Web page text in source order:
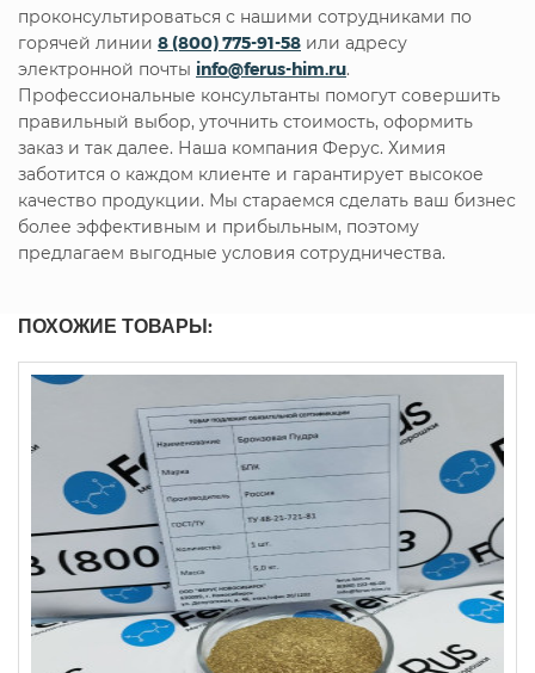
проконсультироваться с нашими сотрудниками по
горячей линии 8 (800) 775-91-58 или адресу
электронной почты info@ferus-him.ru.
Профессиональные консультанты помогут совершить
правильный выбор, уточнить стоимость, оформить
заказ и так далее. Наша компания Ферус. Химия
заботится о каждом клиенте и гарантирует высокое
качество продукции. Мы стараемся сделать ваш бизнес
более эффективным и прибыльным, поэтому
предлагаем выгодные условия сотрудничества.
ПОХОЖИЕ ТОВАРЫ: